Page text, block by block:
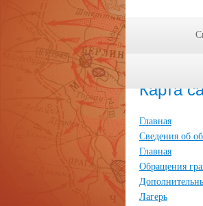
Карта
Главная
Сведения об
Главная
Обращения
Лагерь